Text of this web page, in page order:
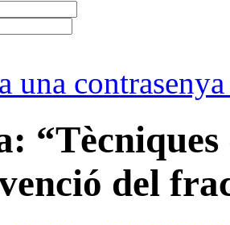
una
del